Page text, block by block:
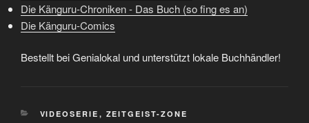
Die Känguru-Chroniken - Das Buch (so fing es an)
Die Känguru-Comics
Bestellt bei Genialokal und unterstützt lokale Buchhändler!
KATEGORIEN
VIDEOSERIE , ZEITGEIST-ZONE